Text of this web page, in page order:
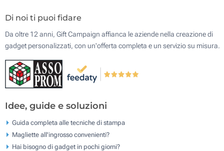
Di noi ti puoi fidare
Da oltre 12 anni, Gift Campaign affianca le aziende nella creazione di
gadget personalizzati, con un'offerta completa e un servizio su misura.
Idee, guide e soluzioni
Guida completa alle tecniche di stampa
Magliette all'ingrosso convenienti?
Hai bisogno di gadget in pochi giorni?